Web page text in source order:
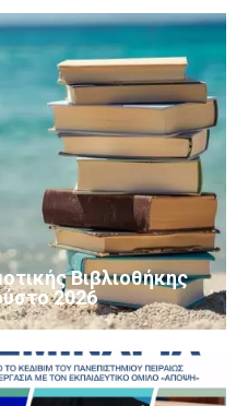
Βιβλιοθήκης
2026